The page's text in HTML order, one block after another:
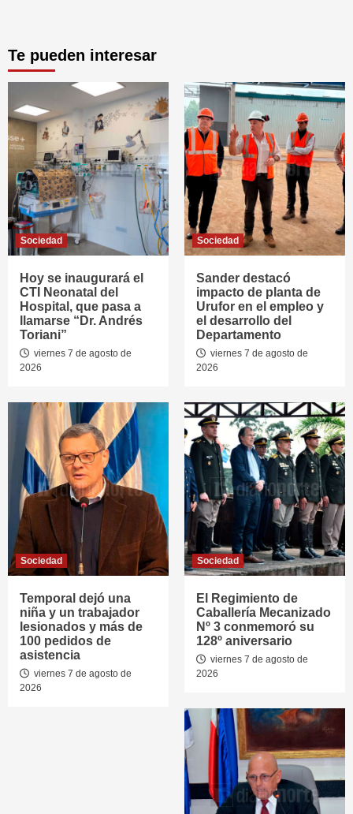
Te pueden interesar
Sociedad
Hoy se inaugurará el
CTI Neonatal del
Hospital, que pasa a
llamarse “Dr. Andrés
Toriani”
viernes 7 de agosto de
2026
Sociedad
Sander destacó
impacto de planta de
Urufor en el empleo y
el desarrollo del
Departamento
viernes 7 de agosto de
2026
Sociedad
Temporal dejó una
niña y un trabajador
lesionados y más de
100 pedidos de
asistencia
viernes 7 de agosto de
2026
Sociedad
El Regimiento de
Caballería Mecanizado
Nº 3 conmemoró su
128º aniversario
viernes 7 de agosto de
2026